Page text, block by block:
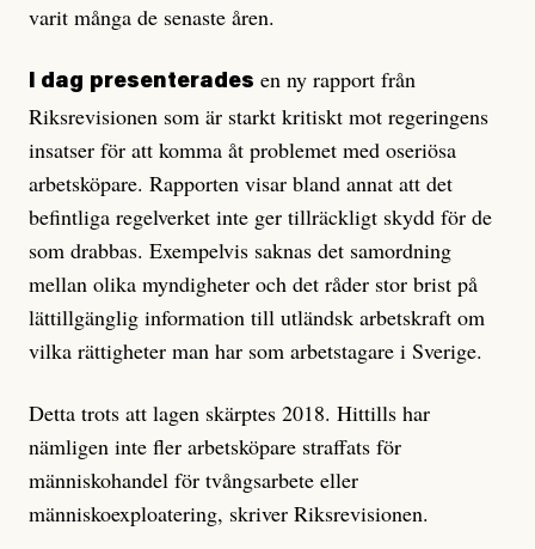
varit många de senaste åren.
I dag presenterades en ny rapport från
Riksrevisionen som är starkt kritiskt mot regeringens
insatser för att komma åt problemet med oseriösa
arbetsköpare. Rapporten visar bland annat att det
befintliga regelverket inte ger tillräckligt skydd för de
som drabbas. Exempelvis saknas det samordning
mellan olika myndigheter och det råder stor brist på
lättillgänglig information till utländsk arbetskraft om
vilka rättigheter man har som arbetstagare i Sverige.
Detta trots att lagen skärptes 2018. Hittills har
nämligen inte fler arbetsköpare straffats för
människohandel för tvångsarbete eller
människoexploatering, skriver Riksrevisionen.